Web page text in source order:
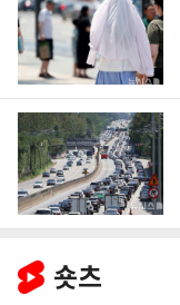
숏츠